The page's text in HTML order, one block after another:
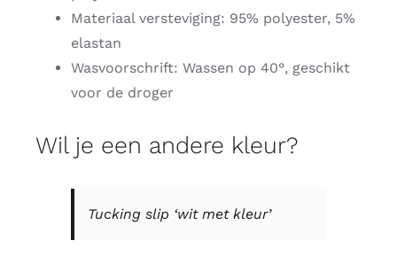
Materiaal versteviging: 95% polyester, 5%
elastan
Wasvoorschrift: Wassen op 40°, geschikt
voor de droger
Wil je een andere kleur?
Tucking slip ‘wit met kleur’